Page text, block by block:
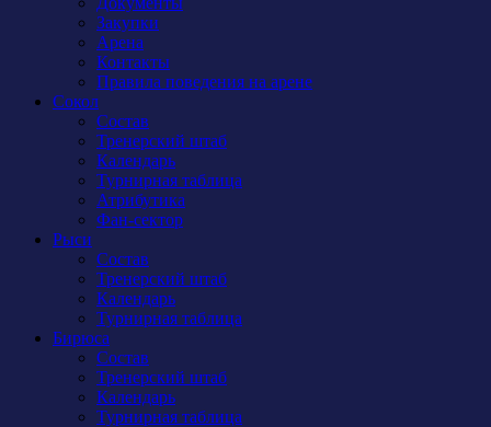
Закупки
Арена
Контакты
Правила поведения на арене
Сокол
Состав
Тренерский штаб
Календарь
Турнирная таблица
Атрибутика
Фан-сектор
Рыси
Состав
Тренерский штаб
Календарь
Турнирная таблица
Бирюса
Состав
Тренерский штаб
Календарь
Турнирная таблица